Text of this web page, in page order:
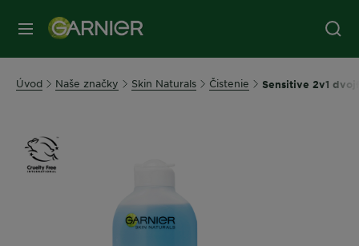
Úvod Naše značky Skin Naturals Čistenie Sensitive 2v1